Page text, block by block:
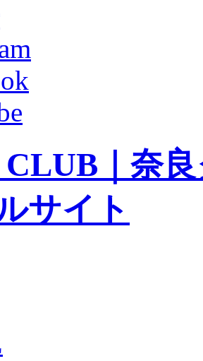
ニティ
プチーム
プチームスタッフ
スクール
アチーム「volundeer」
ロード
＆マナー
管理規定
使用ガイドライン
のファンサービスについて
明治安田J3リーグ2026/27シーズン試